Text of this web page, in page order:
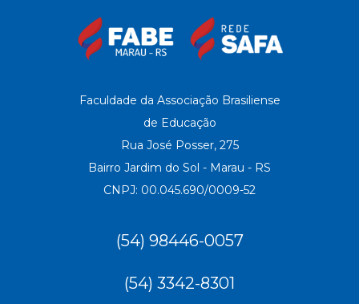
Faculdade da Associação Brasiliense
de Educação
Rua José Posser, 275
Bairro Jardim do Sol - Marau - RS
CNPJ: 00.045.690/0009-52
(54) 98446-0057
(54) 3342-8301